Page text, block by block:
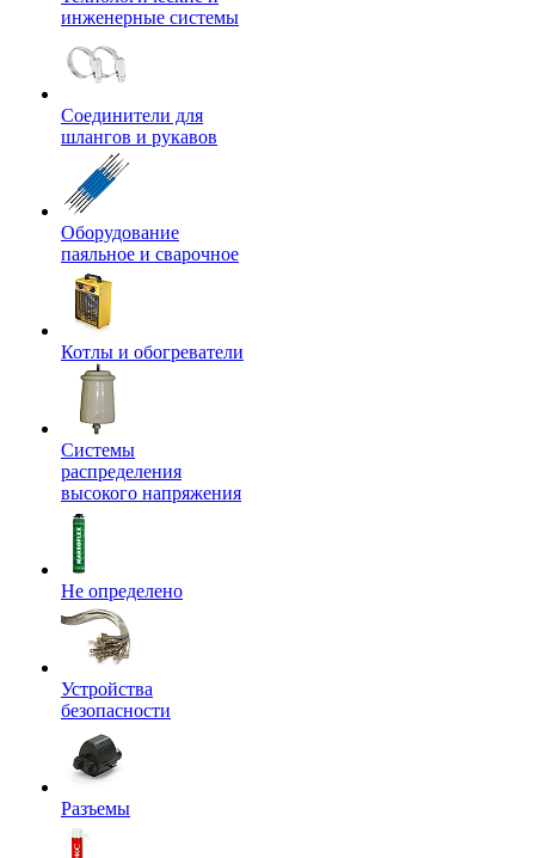
инженерные системы
Соединители для
шлангов и рукавов
Оборудование
паяльное и сварочное
Котлы и обогреватели
Системы
распределения
высокого напряжения
Не определено
Устройства
безопасности
Разъемы